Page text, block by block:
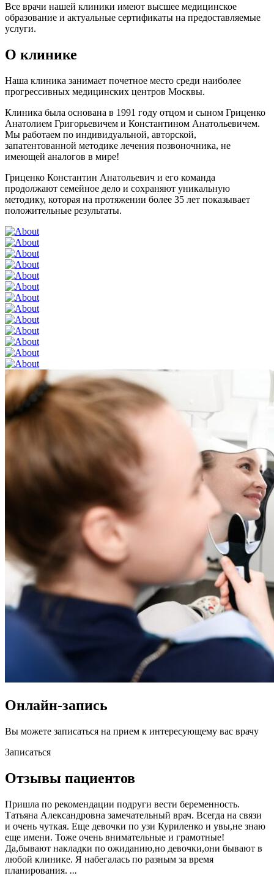
Все врачи нашей клиники имеют высшее медицинское
образование и актуальные сертификаты на предоставляемые
услуги.
О клинике
Наша клиника занимает почетное место среди наиболее
прогрессивных медицинских центров Москвы.
Клиника была основана в 1991 году отцом и сыном Гриценко
Анатолием Григорьевичем и Константином Анатольевичем.
Мы работаем по индивидуальной, авторской,
запатентованной методике лечения позвоночника, не
имеющей аналогов в мире!
Гриценко Константин Анатольевич и его команда
продолжают семейное дело и сохраняют уникальную
методику, которая на протяжении более 35 лет показывает
положительные результаты.
Онлайн-запись
Вы можете записаться на прием к интересующему вас врачу
Записаться
Отзывы пациентов
Пришла по рекомендации подруги вести беременность.
Татьяна Александровна замечательный врач. Всегда на связи
и очень чуткая. Еще девочки по узи Куриленко и увы,не знаю
еще имени. Тоже очень внимательные и грамотные!
Да,бывают накладки по ожиданию,но девочки,они бывают в
любой клинике. Я набегалась по разным за время
планирования. ...